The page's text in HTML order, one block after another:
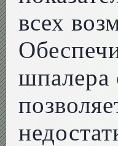
всех
шпалера